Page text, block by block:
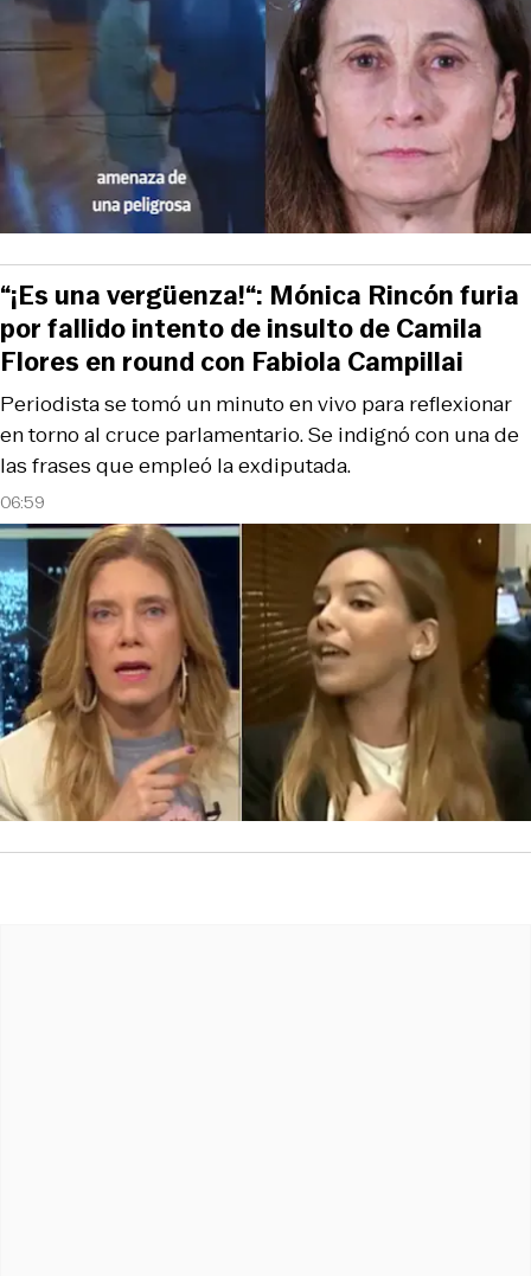
06:59
Periodista se tomó un minuto en vivo para reflexionar
en torno al cruce parlamentario. Se indignó con una de
las frases que empleó la exdiputada.
“¡Es una vergüenza!“: Mónica Rincón furia
por fallido intento de insulto de Camila
Flores en round con Fabiola Campillai